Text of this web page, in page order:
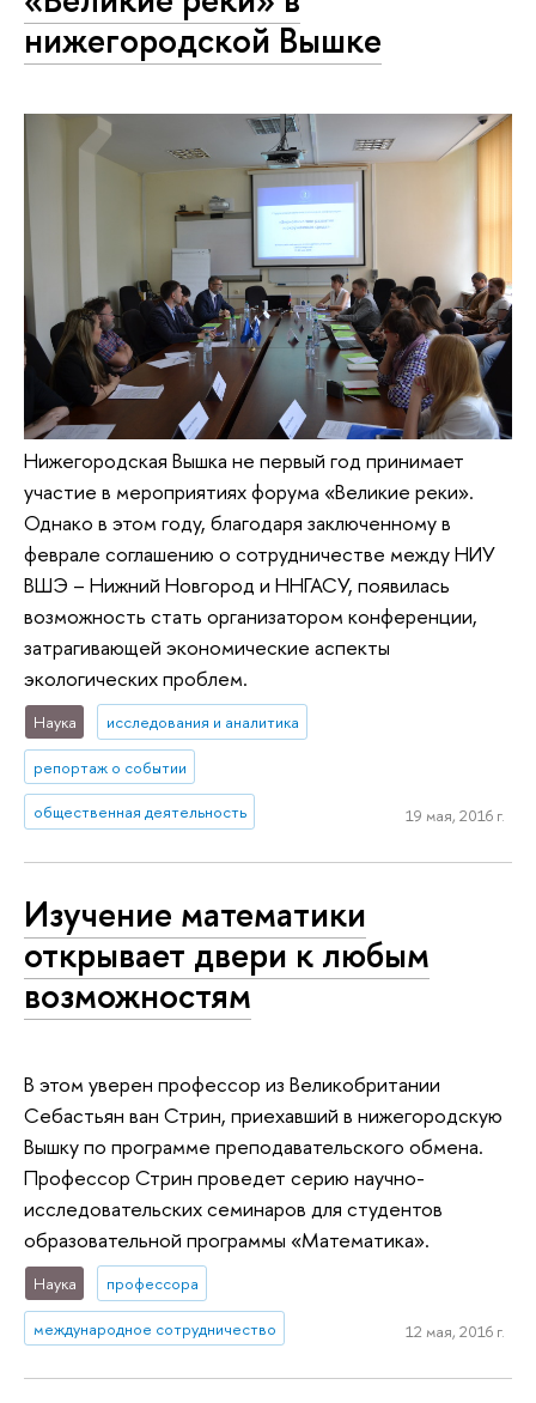
нижегородской Вышке
Нижегородская Вышка не первый год принимает
участие в мероприятиях форума «Великие реки».
Однако в этом году, благодаря заключенному в
феврале соглашению о сотрудничестве между НИУ
ВШЭ – Нижний Новгород и ННГАСУ, появилась
возможность стать организатором конференции,
затрагивающей экономические аспекты
экологических проблем.
Наука исследования и аналитика
репортаж о событии
общественная деятельность 19 мая, 2016 г.
Изучение математики
открывает двери к любым
возможностям
В этом уверен профессор из Великобритании
Себастьян ван Стрин, приехавший в нижегородскую
Вышку по программе преподавательского обмена.
Профессор Стрин проведет серию научно-
исследовательских семинаров для студентов
образовательной программы «Математика».
Наука профессора
международное сотрудничество 12 мая, 2016 г.